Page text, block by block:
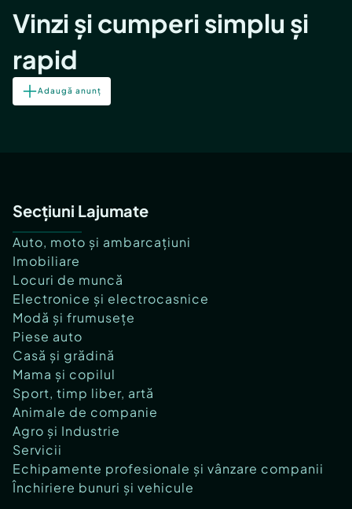
Vinzi și cumperi simplu și
rapid
Adaugă anunț
Secțiuni Lajumate
Auto, moto și ambarcațiuni
Imobiliare
Locuri de muncă
Electronice și electrocasnice
Modă și frumusețe
Piese auto
Casă și grădină
Mama și copilul
Sport, timp liber, artă
Animale de companie
Agro și Industrie
Servicii
Echipamente profesionale și vânzare companii
Închiriere bunuri și vehicule